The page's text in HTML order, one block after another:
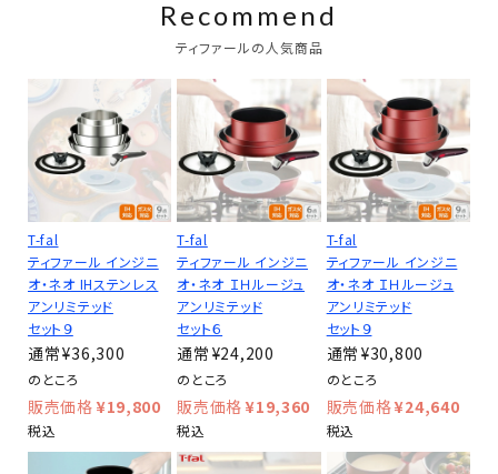
Recommend
ティファールの人気商品
T-fal
ティファール インジニ
オ・ネオ IHステンレス
アンリミテッド
セット９
¥36,300
のところ
¥19,800
税込
T-fal
ティファール インジニ
オ・ネオ ＩＨルージュ
アンリミテッド
セット６
¥24,200
のところ
¥19,360
税込
T-fal
ティファール インジニ
オ・ネオ ＩＨルージュ
アンリミテッド
セット９
¥30,800
のところ
¥24,640
税込